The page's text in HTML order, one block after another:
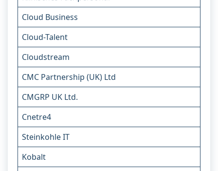
Cloud Business
Cloud-Talent
Cloudstream
CMC Partnership (UK) Ltd
CMGRP UK Ltd.
Cnetre4
Steinkohle IT
Kobalt